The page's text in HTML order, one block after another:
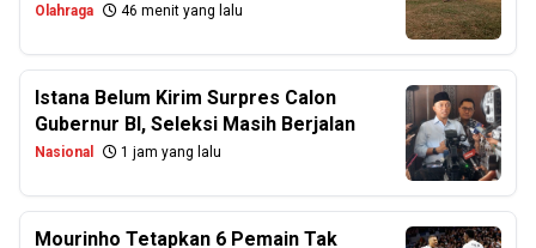
Olahraga 46 menit yang lalu
Istana Belum Kirim Surpres Calon
Gubernur BI, Seleksi Masih Berjalan
Nasional 1 jam yang lalu
Mourinho Tetapkan 6 Pemain Tak